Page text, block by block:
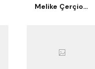
Melike Çerçioğlu Bilgiç